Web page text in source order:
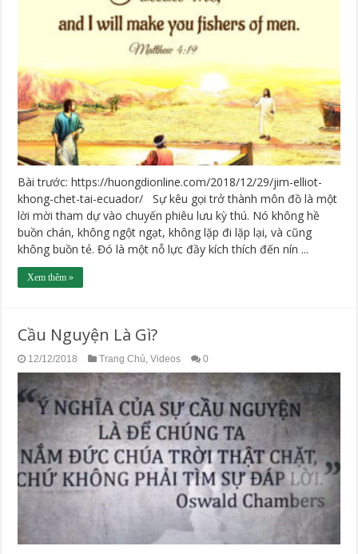
Bài trước: https://huongdionline.com/2018/12/29/jim-elliot-
khong-chet-tai-ecuador/ Sự kêu gọi trở thành môn đồ là một
lời mời tham dự vào chuyến phiêu lưu kỳ thú. Nó không hề
buồn chán, không ngột ngạt, không lặp đi lặp lại, và cũng
không buồn tẻ. Đó là một nỗ lực đầy kích thích đến nín ...
Xem thêm »
Cầu Nguyện Là Gì?
12/12/2018 Trang Chủ,Videos 0